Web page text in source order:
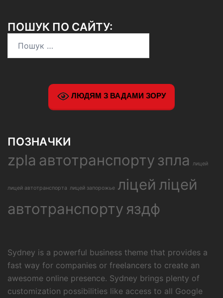
ПОШУК ПО САЙТУ:
ЛЮДЯМ З ВАДАМИ ЗОРУ
ПОЗНАЧКИ
zpla автотранспорту зпла лицей
лицей автотранспорта лицей запорожье ліцей ліцей
автотранспорту яздф
Sydney is a powerful business theme that provides a
fast way for companies or freelancers to create an
awesome online presence. Sydney brings plenty of
customization possibilities like access to all Google